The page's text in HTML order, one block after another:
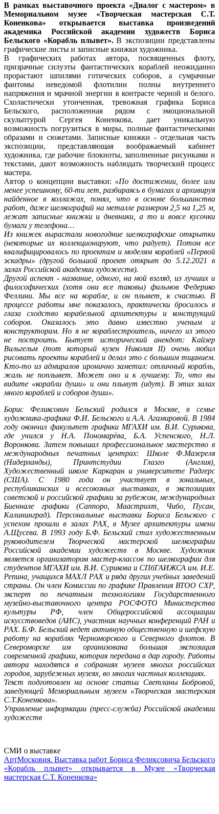
В рамках выставочного проекта «Диалог с мастером» в
Мемориальном музее «Творческая мастерская С.Т.
Коненкова» открывается выставка произведений
академика Российской академии художеств Бориса
Бельского «Корабль плывет».В экспозиции представлены
графические листы и записные книжки художника.
В графических работах автора, посвященных флоту,
призрачные силуэты фантастических кораблей неожиданно
прорастают шпилями готических соборов, а сумрачные
фантомы неведомой флотилии полны внутреннего
напряжения и мрачной энергии в контрасте черной и белого.
Схоластически утонченная, тревожная графика Бориса
Бельского, расположенная рядом с эмоциональной
скульптурой Сергея Коненкова, дает уникальную
возможность погрузиться в миры, полные фантастическими
образами и сюжетами. Записные книжки - отдельная часть
экспозиции, представляющая воображаемый кабинет
художника, где рабочие блокноты, заполненные рисунками и
текстами, дают возможность наблюдать творческий процесс
мастера.
Автор о концепции выставки: «По достижении, более или
менее успешному, 60-ти лет, разбираясь в бумагах и архивируя
найденное в коллажах, понял, что в основе большинства
работ, даже шелкографий на металле размером 2,5 на 1,25 м,
лежат записные книжки и дневники, а то и вовсе кусочки
бумаги у телефона…
Из книжек вырастали новогодние шелкографские открытки
(некоторые их коллекционируют, что радует). Потом все
квалифицировалось по проектам и моделям кораблей «Первой
эскадры» (другой большой проект открыт до 5.12.2021 в
залах Российской академии художеств).
Другой аспект - название, одного, на мой взгляд, из лучших и
философических (хотя они все таковы) фильмов Федерико
Феллини. Мы все на корабле, и он плывет, к счастью. В
процессе работы мне показалось, практически бросилось в
глаза сходство корабельной архитектуры и конструкций
соборов. Оказалось это давно известно ученым и
конструкторам. Но я не кораблестроитель, ничего из этого
не построить. Бытует исторический анекдот: Кайзер
Вильгельм (тот который кузен Николая II) очень любил
рисовать проекты кораблей и делал это с большим тщанием.
Кто-то из адмиралов иронично заметил: отличный корабль,
жаль не поплывет. Может оно и к лучшему. То, что вы
видите «корабли души» и они плывут (идут). В этих залах
много кораблей и соборов души».
Борис Феликсович Бельский родился в Москве, в семье
художника-графика Ф.И. Бельского и А.А. Агамировой. В 1984
году окончил факультет графики МГАХИ им. В.И. Сурикова,
где учился у Н.А. Пономарёва, Б.А. Успенского, Н.Л.
Воронкова. Затем повышал профессиональное мастерство в
международных печатных центрах: Школе Ф.Мазереля
(Нидерланды), Принтстудии Глазго (Англия),
Художественный школе Каркаран и университете Радгерс
(США). С 1980 года он участвует в зональных,
республиканских и всесоюзных выставках, в экспозициях
советской и российской графики за рубежом, международных
Биеннале графики (Саппоро, Маастрихт, Чибо, Пусан,
Калининград). Персональные выставки Бориса Бельского с
успехом прошли в залах РАХ, в Музее архитектуры имени
А.Щусева. В 1993 году Б.Ф. Бельский стал художественным
руководителем Творческой мастерской шелкографии
Российской академии художеств в Москве. Художник
является организатором мастер-классов по шелкографии для
студентов МГАХИ им. В.И. Сурикова и СПбГАИЖСА им. И.Е.
Репина, учащихся МАХЛ РАХ и ряда других учебных заведений
страны. Он член Комиссии по графике Правления ВТОО СХР,
эксперт по печатным технологиям Государственного
музейно-выставочного центра РОСФОТО Министерства
культуры РФ, член Общероссийской ассоциации
искусствоведов (АИС), участник научных конференций РАН и
РАХ. Б.Ф. Бельский ведет активную общественную и шефскую
работу на кораблях Черноморского и Северного флотов. В
Североморске им организована большая экспозиция
современной графики, которая передана в дар городу. Работы
автора находятся в собраниях музеев многих российских
городов, зарубежных музеях, во многих частных коллекциях.
Текст подготовлен на основе статьи Светланы Бобровой,
заведующей Мемориальным музеем «Творческая мастерская
С.Т.Коненкова».
Управление информации (пресс-служба) Российской академии
художеств
СМИ о выставке
АртМосковия. Выставка работ Бориса Феликсовича Бельского
«Корабль плывет» открывается в Музее «Творческая
мастерская С.Т. Коненкова»